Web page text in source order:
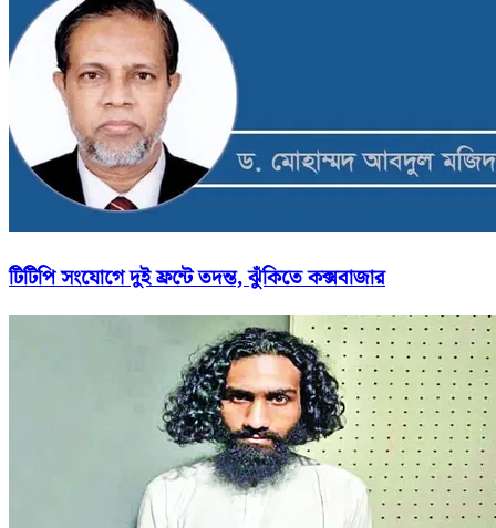
টিটিপি সংযোগে দুই ফ্রন্টে তদন্ত, ঝুঁকিতে কক্সবাজার